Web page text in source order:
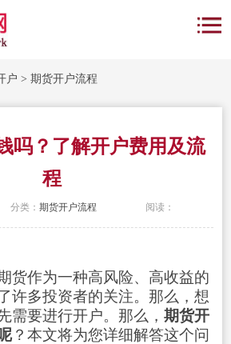
户 >期货开户流程
吗？了解开户费用及流
程
分类： 期货开户流程 阅读：
货作为一种高风险、高收益的
许多投资者的关注。那么，想
需要进行开户。那么， 期货开
？本文将为您详细解答这个问